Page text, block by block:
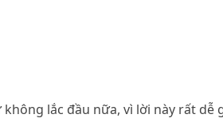
lắc đầu nữa, vì lời này rất dễ